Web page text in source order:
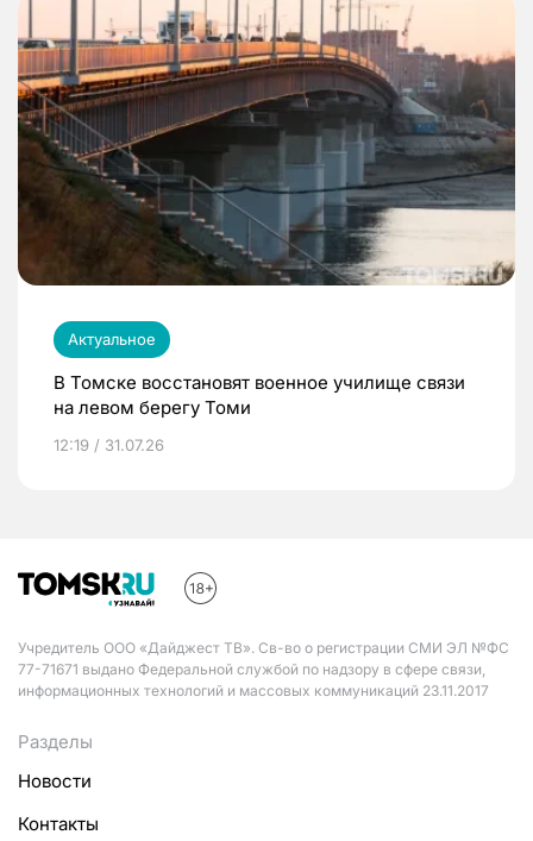
Актуальное
В Томске восстановят военное училище связи
на левом берегу Томи
12:19 / 31.07.26
Учредитель ООО «Дайджест ТВ». Св-во о регистрации СМИ ЭЛ №ФС
77-71671 выдано Федеральной службой по надзору в сфере связи,
информационных технологий и массовых коммуникаций 23.11.2017
Разделы
Новости
Контакты